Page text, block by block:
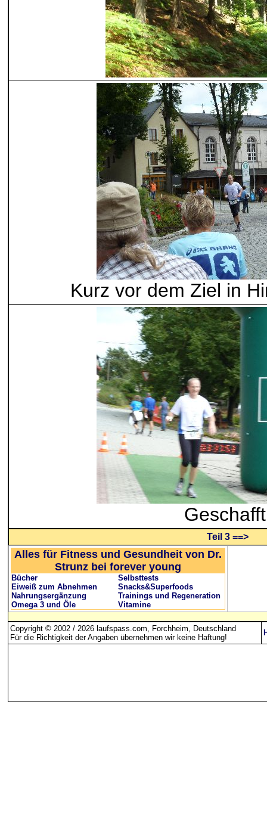
Kurz vor dem Ziel in
Teil 3 ==>
Alles für Fitness und Gesundheit von Dr.
Strunz bei forever young
Bücher
Eiweiß zum Abnehmen
Nahrungsergänzung
Omega 3 und Öle
Selbsttests
Snacks&Superfoods
Trainings und Regeneration
Vitamine
Copyright © 2002 / 2026 laufspass.com, Forchheim, Deutschland
Für die Richtigkeit der Angaben übernehmen wir keine Haftung!